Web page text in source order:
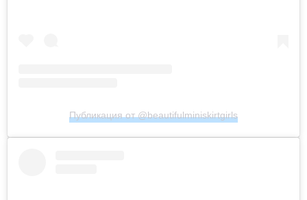
Публикация от @beautifulminiskirtgirls